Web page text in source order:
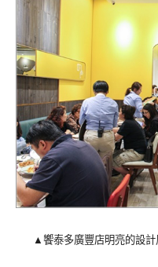
▲ 饗泰多廣豐店明亮的設